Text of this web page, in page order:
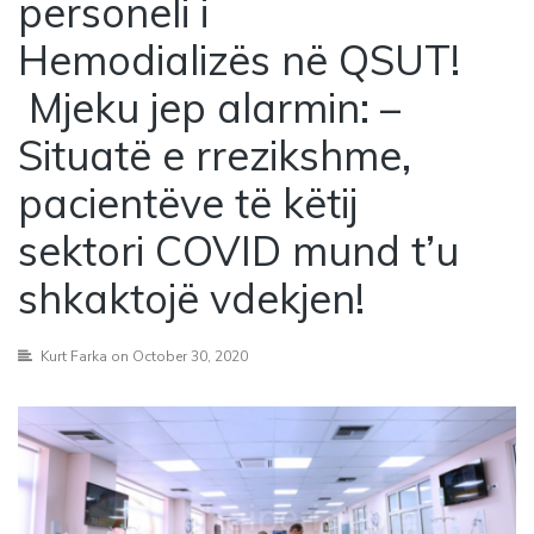
personeli i
Hemodializës në QSUT!
Mjeku jep alarmin: –
Situatë e rrezikshme,
pacientëve të këtij
sektori COVID mund t’u
shkaktojë vdekjen!
Kurt Farka on October 30, 2020